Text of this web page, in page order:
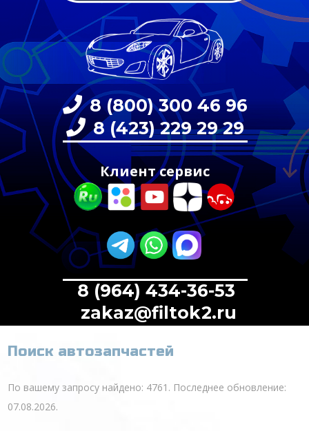
8 (800) 300 46 96
8 (423) 229 29 29
Клиент сервис
8 (964) 434-36-53
zakaz@filtok2.ru
Поиск автозапчастей
По вашему запросу найдено: 4761. Последнее обновление:
07.08.2026.